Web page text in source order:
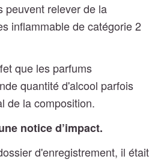
peuvent relever de la
inflammable de catégorie 2
que les parfums
quantité d'alcool parfois
de la composition.
notice d’impact.
d'enregistrement, il était